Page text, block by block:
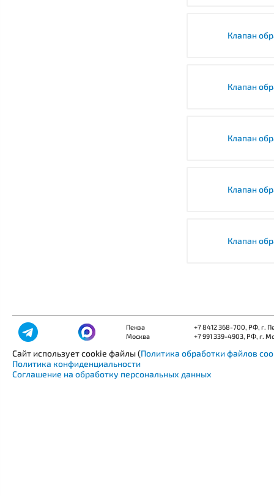
Клапан
Клапан
Клапан
Клапан
Клапан
Пенза +7 8412 368-700, РФ, г.
Москва
+7 991 339-4903, РФ, г.
Сайт использует cookie файлы (Политика обработки файлов
Политика конфиденциальности
Соглашение на обработку персональных данных